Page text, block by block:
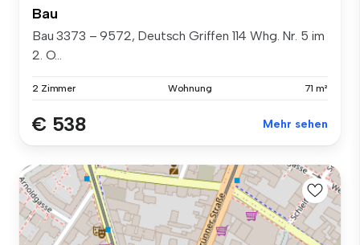
Bau
Bau 3373 – 9572, Deutsch Griffen 114 Whg. Nr. 5 im
2. O...
2 Zimmer Wohnung 71 m²
€ 538 Mehr sehen